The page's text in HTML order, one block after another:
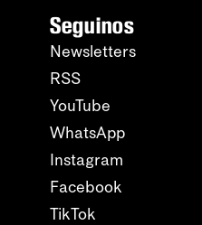
Seguinos
Newsletters
RSS
YouTube
WhatsApp
Instagram
Facebook
TikTok